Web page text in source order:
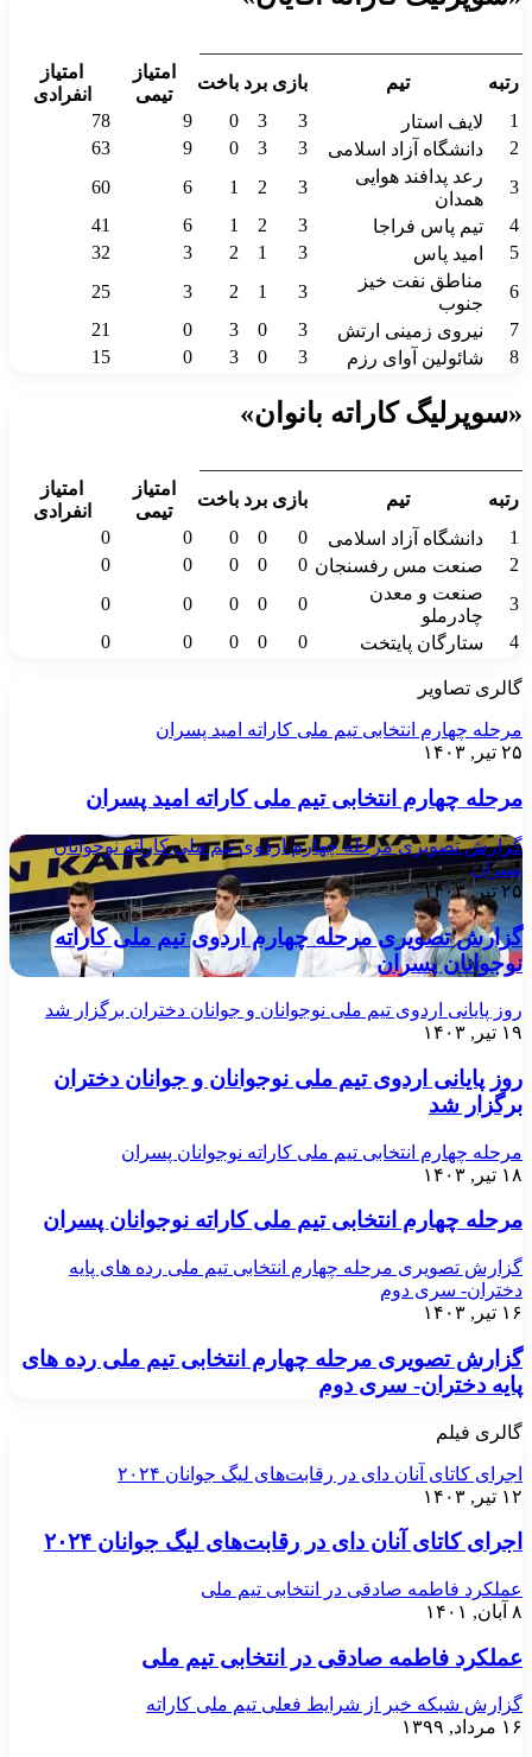
رتبه
تیم بازی برد باخت
امتیاز
تیمی
امتیاز
انفرادی
1
لایف استار 3
3
0
9
78
2
دانشگاه آزاد اسلامی 3
3
0
9
63
3
رعد پدافند هوایی
همدان
3
2
1
6
60
4
تیم پاس فراجا 3
2
1
6
41
5
امید پاس 3
1
2
3
32
6
مناطق نفت خیز
جنوب
3
1
2
3
25
7
نیروی زمینی ارتش 3
0
3
0
21
8
شائولین آوای رزم 3
0
3
0
15
«سوپرلیگ کاراته بانوان»
رتبه
تیم بازی برد باخت
امتیاز
تیمی
امتیاز
انفرادی
1
دانشگاه آزاد اسلامی 0
0
0
0
0
2
صنعت مس رفسنجان 0
0
0
0
0
3
صنعت و معدن
چادرملو
0
0
0
0
0
4
ستارگان پایتخت 0
0
0
0
0
گالری تصاویر
مرحله چهارم انتخابی تیم ملی کاراته امید پسران
۲۵ تیر, ۱۴۰۳
مرحله چهارم انتخابی تیم ملی کاراته امید پسران
گزارش تصویری مرحله چهارم اردوی تیم ملی کاراته نوجوانان
پسران
۲۵ تیر, ۱۴۰۳
گزارش تصویری مرحله چهارم اردوی تیم ملی کاراته
نوجوانان پسران
روز پایانی اردوی تیم ملی نوجوانان و جوانان دختران برگزار شد
۱۹ تیر, ۱۴۰۳
روز پایانی اردوی تیم ملی نوجوانان و جوانان دختران
برگزار شد
مرحله چهارم انتخابی تیم ملی کاراته نوجوانان پسران
۱۸ تیر, ۱۴۰۳
مرحله چهارم انتخابی تیم ملی کاراته نوجوانان پسران
گزارش تصویری مرحله چهارم انتخابی تیم ملی رده های پایه
دختران- سری دوم
۱۶ تیر, ۱۴۰۳
گزارش تصویری مرحله چهارم انتخابی تیم ملی رده های
پایه دختران- سری دوم
گالری فیلم
اجرای کاتای آنان دای در رقابت‌های لیگ جوانان ۲۰۲۴
۱۲ تیر, ۱۴۰۳
اجرای کاتای آنان دای در رقابت‌های لیگ جوانان ۲۰۲۴
عملکرد فاطمه صادقی در انتخابی تیم ملی
۸ آبان, ۱۴۰۱
عملکرد فاطمه صادقی در انتخابی تیم ملی
گزارش شبکه خبر از شرایط فعلی تیم ملی کاراته
۱۶ مرداد, ۱۳۹۹